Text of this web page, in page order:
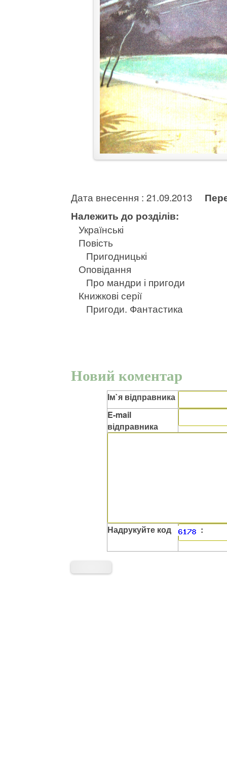
Дата внесення : 21.09.2013
Належить до розділів:
Українські
Повість
Пригодницькі
Оповідання
Про мандри і пригоди
Книжкові серії
Пригоди. Фантастика
Новий коментар
Ім`я відправника
E-mail
відправника
Надрукуйте код :